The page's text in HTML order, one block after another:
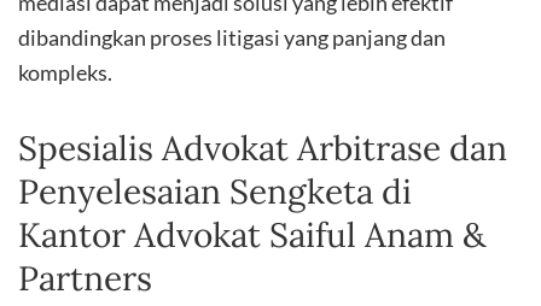
dibandingkan proses litigasi yang panjang dan
kompleks.
Spesialis Advokat Arbitrase dan
Penyelesaian Sengketa di
Kantor Advokat Saiful Anam &
Partners